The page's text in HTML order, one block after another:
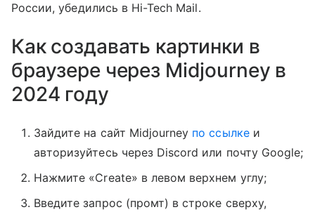
России, убедились в Hi-Tech Mail.
Как создавать картинки в
браузере через Midjourney в
2024 году
Зайдите на сайт Midjourney по ссылкеи
авторизуйтесь через Discord или почту Google;
Нажмите «Create» в левом верхнем углу;
Введите запрос (промт) в строке сверху,